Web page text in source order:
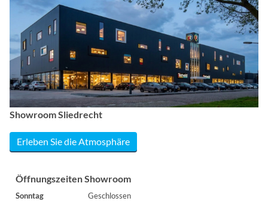
Showroom Sliedrecht
Erleben Sie die Atmosphäre
Öffnungszeiten Showroom
Sonntag
Geschlossen